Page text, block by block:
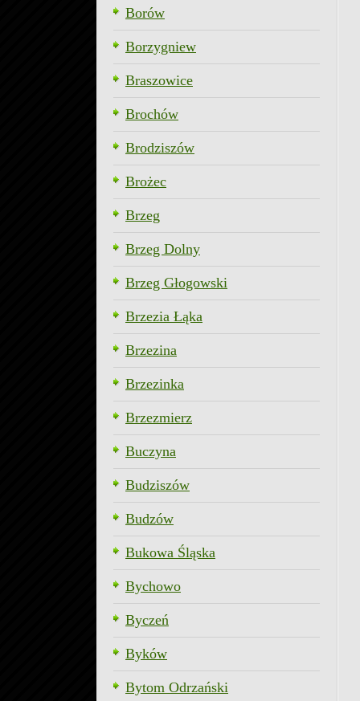
Borów
Borzygniew
Braszowice
Brochów
Brodziszów
Brożec
Brzeg
Brzeg Dolny
Brzeg Głogowski
Brzezia Łąka
Brzezina
Brzezinka
Brzezmierz
Buczyna
Budziszów
Budzów
Bukowa Śląska
Bychowo
Byczeń
Byków
Bytom Odrzański